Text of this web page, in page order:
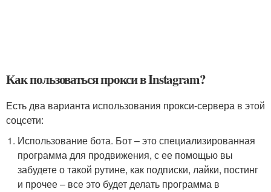
Как пользоваться прокси в Instagram?
Есть два варианта использования прокси-сервера в этой
соцсети:
Использование бота. Бот – это специализированная
программа для продвижения, с ее помощью вы
забудете о такой рутине, как подписки, лайки, постинг
и прочее – все это будет делать программа в